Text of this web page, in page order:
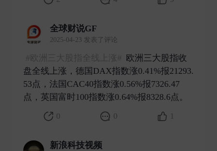
全球财说GF
2025-04-23 发表了评论
欧洲三大股指收
盘全线上涨，德国DAX指数涨0.41%报21293.
53点，法国CAC40指数涨0.56%报7326.47
点，英国富时100指数涨0.64%报8328.6点。 ​
0 0 1
新浪科技视频